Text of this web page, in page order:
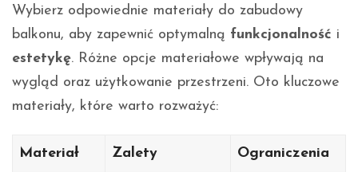
Wybierz odpowiednie materiały do zabudowy
balkonu, aby zapewnić optymalną funkcjonalność i
estetykę. Różne opcje materiałowe wpływają na
wygląd oraz użytkowanie przestrzeni. Oto kluczowe
materiały, które warto rozważyć:
Materiał Zalety Ograniczenia